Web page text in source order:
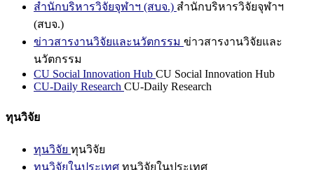
สำนักบริหารวิจัยจุฬาฯ (สบจ.) สำนักบริหารวิจัยจุฬาฯ
(สบจ.)
ข่าวสารงานวิจัยและนวัตกรรม ข่าวสารงานวิจัยและ
นวัตกรรม
CU Social Innovation Hub CU Social Innovation Hub
CU-Daily Research CU-Daily Research
ทุนวิจัย
ทุนวิจัย ทุนวิจัย
ทุนวิจัยในประเทศ ทุนวิจัยในประเทศ